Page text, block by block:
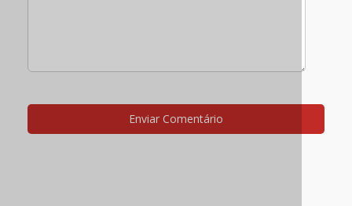
Enviar Comentário